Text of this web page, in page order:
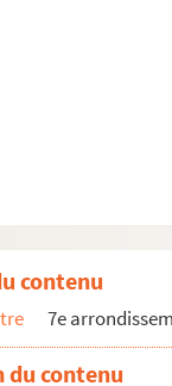
contenu
7e
contenu